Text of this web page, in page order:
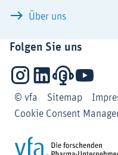
Über uns
Folgen Sie uns
InstagramLinkedInPodcastsYouTube
© vfa
Sitemap
Cookie Consent